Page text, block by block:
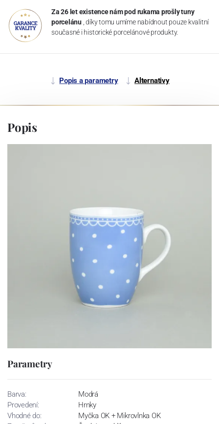
Za 26 let existence nám pod rukama prošly tuny
porcelánu , díky tomu umíme nabídnout pouze kvalitní
současné i historické porcelánové produkty.
Popis a parametry Alternativy
Popis
Parametry
Barva:
Modrá
Provedení:
Hrnky
Vhodné do:
Myčka OK + Mikrovlnka OK